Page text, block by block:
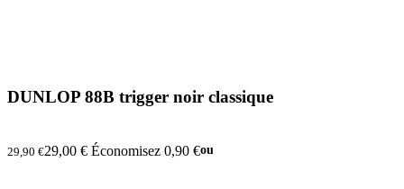
DUNLOP 88B trigger noir classique
29,90 €29,00 € Économisez 0,90 €ou